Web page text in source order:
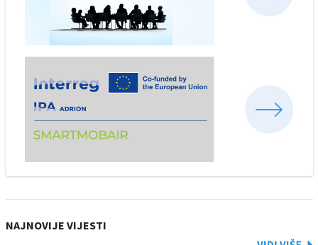
NAJNOVIJE VIJESTI